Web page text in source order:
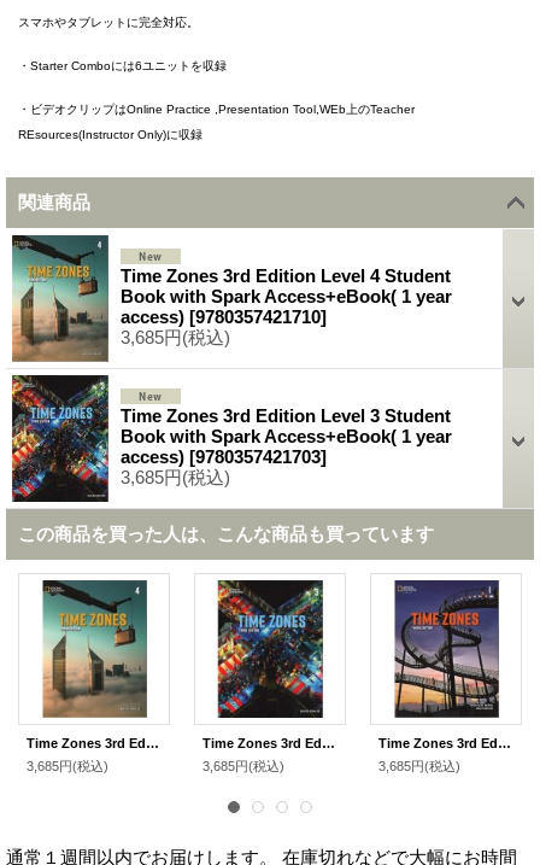
スマホやタブレットに完全対応。
・Starter Comboには6ユニットを収録
・ビデオクリップはOnline Practice ,Presentation Tool,WEb上のTeacher
REsources(Instructor Only)に収録
関連商品
Time Zones 3rd Edition Level 4 Student
Book with Spark Access+eBook( 1 year
access) [9780357421710]
3,685円(税込)
Time Zones 3rd Edition Level 3 Student
Book with Spark Access+eBook( 1 year
access) [9780357421703]
3,685円(税込)
この商品を買った人は、こんな商品も買っています
Time Zones 3rd Edition Level 4 Student Book with Spark Access+eBook( 1 year access)
3,685円(税込)
Time Zones 3rd Edition Level 3 Student Book with Spark Access+eBook( 1 year access)
3,685円(税込)
Time Zones 3rd Edition Level 1 Student Book with Spark Access+eBook( 1year access)
3,685円(税込)
通常１週間以内でお届けします。 在庫切れなどで大幅にお時間